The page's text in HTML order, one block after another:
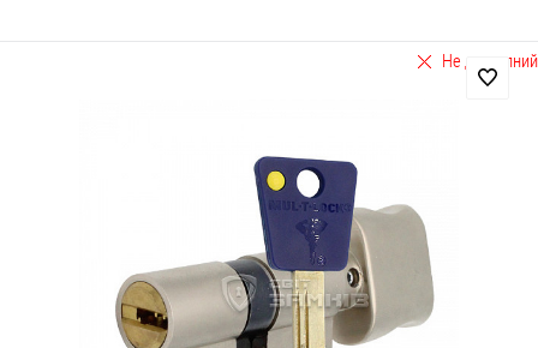
Не доступний